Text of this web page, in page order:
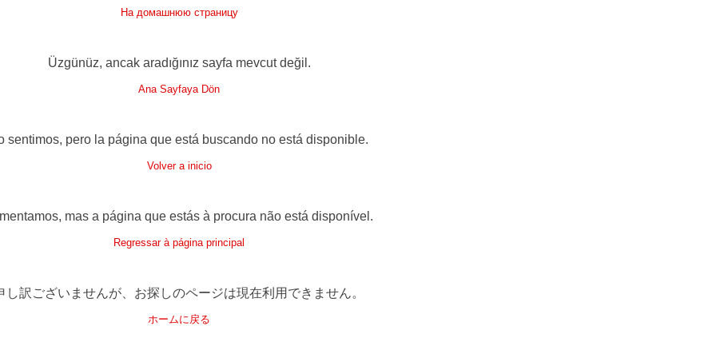
На домашнюю страницу
Üzgünüz, ancak aradığınız sayfa mevcut değil.
Ana Sayfaya Dön
sentimos, pero la página que está buscando no está disponible.
Volver a inicio
mas a página que estás à procura não está disponível.
Regressar à página principal
し訳ございませんが、お探しのページは現在利用できません。
ホームに戻る